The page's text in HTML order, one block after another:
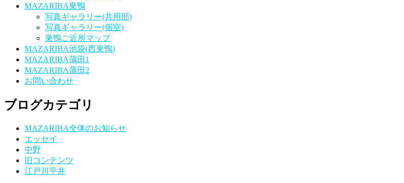
MAZARIBA巣鴨
写真ギャラリー(共用部)
写真ギャラリー(個室)
巣鴨ご近所マップ
MAZARIBA池袋(西巣鴨)
MAZARIBA蒲田1
MAZARIBA蒲田2
お問い合わせ
ブログカテゴリ
MAZARIBA全体のお知らせ
エッセイ
中野
旧コンテンツ
江戸川平井